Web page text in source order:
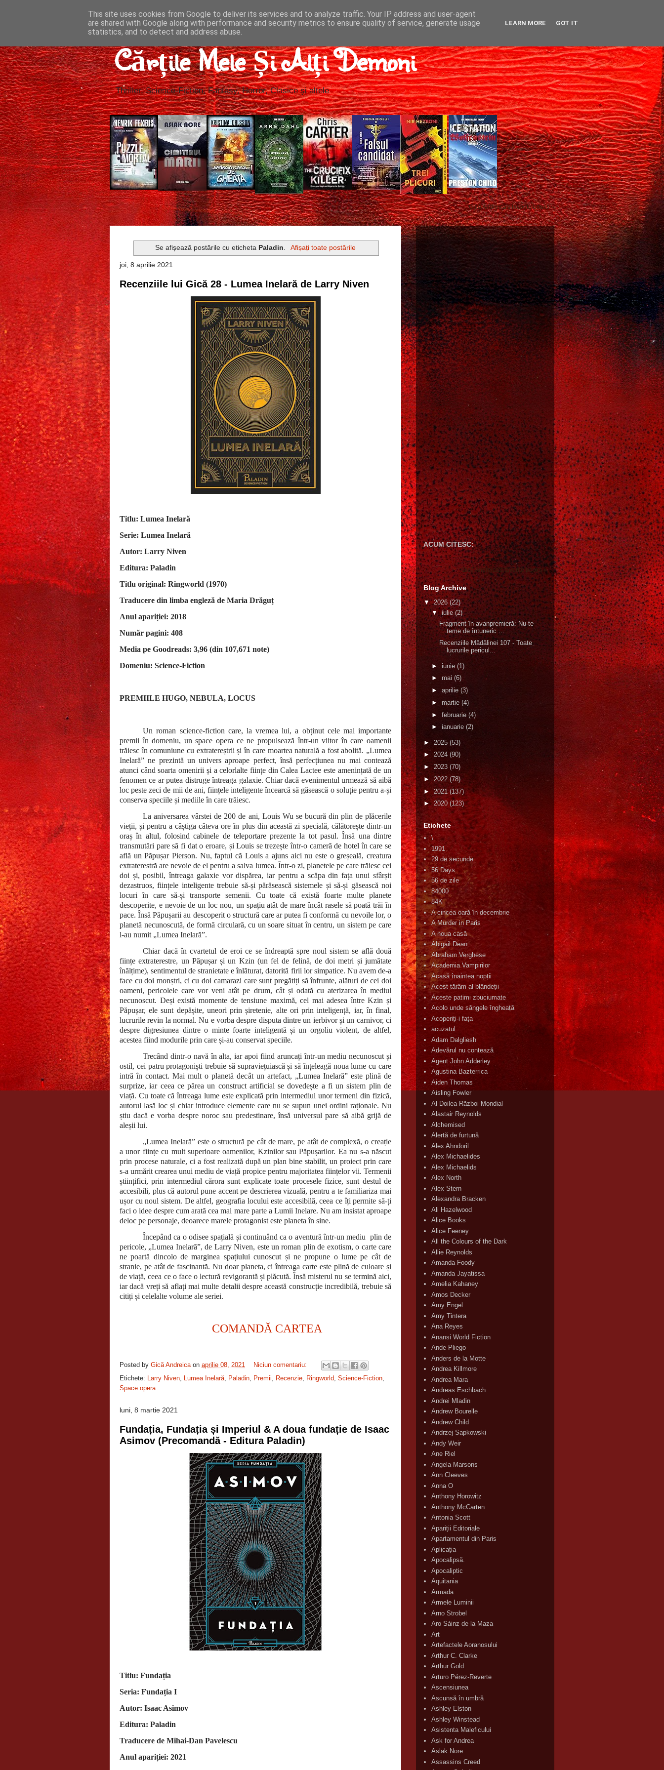
Cărțile Mele Și Alți Demoni
Thriller, Science-Fiction, Fantasy, Horror, Clasice și altele
Gică Andreica's favorite books »
Se afișează postările cu eticheta Paladin. Afișați toate postările
joi, 8 aprilie 2021
Recenziile lui Gică 28 - Lumea Inelară de Larry Niven
Titlu: Lumea Inelară
Serie: Lumea Inelară
Autor: Larry Niven
Editura: Paladin
Titlu original: Ringworld (1970)
Traducere din limba engleză de Maria Drăguț
Anul apariției: 2018
Număr pagini: 408
Media pe Goodreads: 3,96 (din 107,671 note)
Domeniu: Science-Fiction
PREMIILE HUGO, NEBULA, LOCUS
Un roman science-fiction care, la vremea lui, a obținut cele mai importante
premii în domeniu, un space opera ce ne propulsează într-un viitor în care oamenii
trăiesc în comuniune cu extratereștrii și în care moartea naturală a fost abolită. „Lumea
Inelară” ne prezintă un univers aproape perfect, însă perfecțiunea nu mai contează
atunci când soarta omenirii și a celorlalte ființe din Calea Lactee este amenințată de un
fenomen ce ar putea distruge întreaga galaxie. Chiar dacă evenimentul urmează să aibă
loc peste zeci de mii de ani, ființele inteligente încearcă să găsească o soluție pentru a-și
conserva speciile și mediile în care trăiesc.
La aniversarea vârstei de 200 de ani, Louis Wu se bucură din plin de plăcerile
vieții, și pentru a câștiga câteva ore în plus din această zi specială, călătorește dintr-un
oraș în altul, folosind cabinele de teleportare prezente la tot pasul. Însă una dintre
transmutări pare să fi dat o eroare, și Louis se trezește într-o cameră de hotel în care se
află un Păpușar Pierson. Nu, faptul că Louis a ajuns aici nu este o greșeală, creatura
extraterestră are nevoie de el pentru a salva lumea. Într-o zi, planetele pe care trăiesc cei
doi și, posibil, întreaga galaxie vor dispărea, iar pentru a scăpa din fața unui sfârșit
dezastruos, ființele inteligente trebuie să-și părăsească sistemele și să-și găsească noi
locuri în care să-și transporte semenii. Cu toate că există foarte multe planete
descoperite, e nevoie de un loc nou, un spațiu atât de mare încât rasele să poată trăi în
pace. Însă Păpușarii au descoperit o structură care ar putea fi conformă cu nevoile lor, o
planetă necunoscută, de formă circulară, cu un soare situat în centru, un sistem pe care
l-au numit „Lumea Inelară”.
Chiar dacă în cvartetul de eroi ce se îndreaptă spre noul sistem se află două
ființe extraterestre, un Păpușar și un Kzin (un fel de felină, de doi metri și jumătate
înălțime), sentimentul de stranietate e înlăturat, datorită firii lor simpatice. Nu avem de-a
face cu doi monștri, ci cu doi camarazi care sunt pregătiți să înfrunte, alături de cei doi
oameni, pericolele care vor veni atât pe drum, cât și odată cu aterizarea în mediul
necunoscut. Deși există momente de tensiune maximă, cel mai adesea între Kzin și
Păpușar, ele sunt depășite, uneori prin șiretenie, alte ori prin inteligență, iar, în final,
lucrurile revin la normal. Nu e vorba despre disputa dintre un ierbivor și un carnivor, ci
despre digresiunea dintre o minte foarte inteligentă și un orgoliu violent, de altfel,
acestea fiind modurile prin care și-au conservat speciile.
Trecând dintr-o navă în alta, iar apoi fiind aruncați într-un mediu necunoscut și
ostil, cei patru protagoniști trebuie să supraviețuiască și să înțeleagă noua lume cu care
intră în contact. Mai mult o planetă decât un artefact, „Lumea Inelară” este plină de
surprize, iar ceea ce părea un construct artificial se dovedește a fi un sistem plin de
viață. Cu toate că întreaga lume este explicată prin intermediul unor termeni din fizică,
autorul lasă loc și chiar introduce elemente care nu se supun unei ordini raționale. Nu
știu dacă e vorba despre noroc sau predestinare, însă universul pare să aibă grijă de
aleșii lui.
„Lumea Inelară” este o structură pe cât de mare, pe atât de complexă, o creație
a unor ființe cu mult superioare oamenilor, Kzinilor sau Păpușarilor. Ea nu s-a născut
prin procese naturale, ci a fost realizată după un plan bine stabilit, un proiect prin care
s-a urmărit crearea unui mediu de viață propice pentru majoritatea ființelor vii. Termenii
științifici, prin intermediul cărora sunt explicate toate procesele fizice, sunt destul de
accesibili, plus că autorul pune accent pe descrierea vizuală, pentru a te familiariza mai
ușor cu noul sistem. De altfel, geografia locului este accesibilă, ceea ce îți permite să-ți
faci o idee despre cum arată cea mai mare parte a Lumii Inelare. Nu am insistat aproape
deloc pe personaje, deoarece marele protagonist este planeta în sine.
Începând ca o odisee spațială și continuând ca o aventură într-un mediu plin de
pericole, „Lumea Inelară”, de Larry Niven, este un roman plin de exotism, o carte care
ne poartă dincolo de marginea spațiului cunoscut și ne propune o lume pe cât de
stranie, pe atât de fascinantă. Nu doar planeta, ci întreaga carte este plină de culoare și
de viață, ceea ce o face o lectură revigorantă și plăcută. Însă misterul nu se termină aici,
iar dacă vreți să aflați mai multe detalii despre această construcție incredibilă, trebuie să
citiți și celelalte volume ale seriei.
COMANDĂ CARTEA
Posted by Gică Andreica on aprilie 08, 2021
Niciun comentariu:
Etichete: Larry Niven, Lumea Inelară, Paladin, Premii, Recenzie, Ringworld, Science-Fiction,
Space opera
luni, 8 martie 2021
Fundația, Fundația și Imperiul & A doua fundație de Isaac
Asimov (Precomandă - Editura Paladin)
Titlu: Fundația
Seria: Fundația I
Autor: Isaac Asimov
Editura: Paladin
Traducere de Mihai-Dan Pavelescu
Anul apariției: 2021
ACUM CITESC:
Gică Andreica's favorite books »
Blog Archive
▼2026(22)
▼iulie(2)
Fragment în avanpremieră: Nu te
teme de întuneric ...
Recenziile Mădălinei 107 - Toate
lucrurile pericul...
► iunie (1)
► mai (6)
► aprilie (3)
► martie (4)
► februarie (4)
► ianuarie (2)
► 2025 (53)
► 2024 (90)
► 2023 (70)
► 2022 (78)
► 2021(137)
► 2020(123)
Etichete
\
1991
29 de secunde
56 Days
56 de zile
84000
84K
A cincea oară în decembrie
A Murder in Paris
A noua casă
Abigail Dean
Abraham Verghese
Academia Vampirilor
Acasă înaintea nopții
Acest tărâm al blândeții
Aceste patimi zbuciumate
Acolo unde sângele îngheață
Acoperiți-i fața
acuzatul
Adam Dalgliesh
Adevărul nu contează
Agent John Adderley
Agustina Bazterrica
Aiden Thomas
Aisling Fowler
Al Doilea Război Mondial
Alastair Reynolds
Alchemised
Alertă de furtună
Alex Ahndoril
Alex Michaelides
Alex Michaelids
Alex North
Alex Stern
Alexandra Bracken
Ali Hazelwood
Alice Books
Alice Feeney
All the Colours of the Dark
Allie Reynolds
Amanda Foody
Amanda Jayatissa
Amelia Kahaney
Amos Decker
Amy Engel
Amy Tintera
Ana Reyes
Anansi World Fiction
Ande Pliego
Anders de la Motte
Andrea Killmore
Andrea Mara
Andreas Eschbach
Andrei Mladin
Andrew Bourelle
Andrew Child
Andrzej Sapkowski
Andy Weir
Ane Riel
Angela Marsons
Ann Cleeves
Anna O
Anthony Horowitz
Anthony McCarten
Antonia Scott
Apariții Editoriale
Apartamentul din Paris
Aplicația
Apocalipsă.
Apocaliptic
Aquitania
Armada
Armele Luminii
Arno Strobel
Aro Sáinz de la Maza
Art
Artefactele Aoranosului
Arthur C. Clarke
Arthur Gold
Arturo Pérez-Reverte
Ascensiunea
Ascunsă în umbră
Ashley Elston
Ashley Winstead
Asistenta Maleficului
Ask for Andrea
Aslak Nore
Assassins Creed
This site uses cookies from Google to deliver its services and to analyze traffic. Your IP address and user-agent
are shared with Google along with performance and security metrics to ensure quality of service, generate usage
statistics, and to detect and address abuse.
LEARN MORE GOT IT